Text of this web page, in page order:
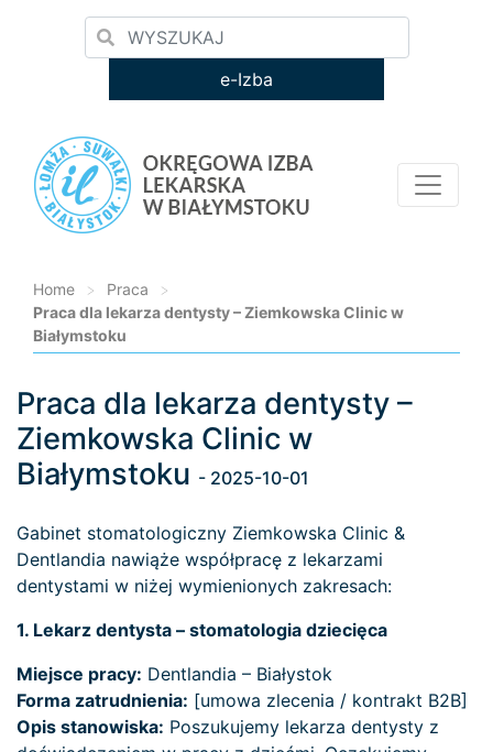
e-Izba
Home > Praca
>
Praca dla lekarza dentysty – Ziemkowska Clinic w
Białymstoku
Loading...
Praca dla lekarza dentysty –
Ziemkowska Clinic w
Białymstoku - 2025-10-01
Gabinet stomatologiczny Ziemkowska Clinic &
Dentlandia nawiąże współpracę z lekarzami
dentystami w niżej wymienionych zakresach:
1. Lekarz dentysta – stomatologia dziecięca
Miejsce pracy: Dentlandia – Białystok
Forma zatrudnienia: [umowa zlecenia / kontrakt B2B]
Opis stanowiska: Poszukujemy lekarza dentysty z